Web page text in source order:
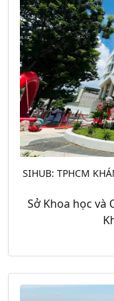
SIHUB: TPHCM
Sở Khoa học và